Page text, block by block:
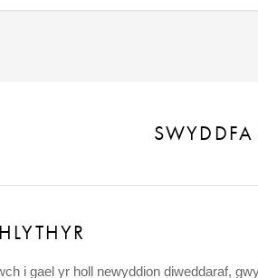
i gael yr holl newyddion diweddaraf,